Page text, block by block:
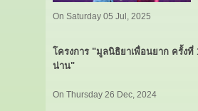
On Saturday 05 Jul, 2025
โครงการ "มูลนิธิยาเพื่อนยาก ครั้งที่
น่าน"
On Thursday 26 Dec, 2024